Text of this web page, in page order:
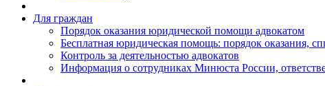
Для граждан
Порядок оказания юридической помощи адвокатом
Бесплатная юридическая помощь: порядок оказания,
Контроль за деятельностью адвокатов
Информация о сотрудниках Минюста России,